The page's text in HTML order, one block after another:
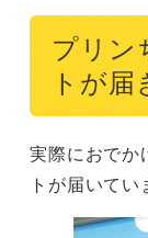
プリン
トが届
実際におでか
トが届いて